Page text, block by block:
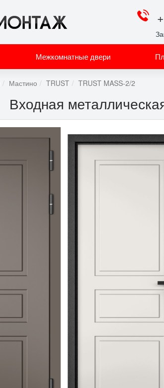
Межкомнатные двери
Мастино TRUST TRUST MASS-2/2
Входная